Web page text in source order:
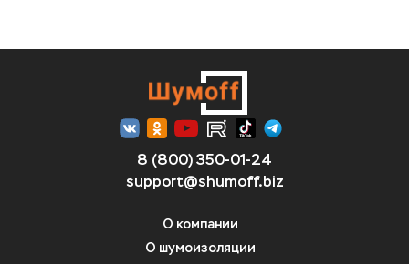
8 (800) 350-01-24
support@shumoff.biz
О компании
О шумоизоляции